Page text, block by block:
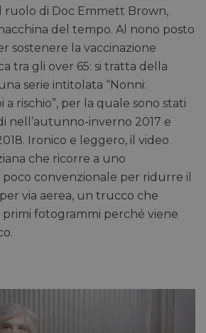
ruolo di Doc Emmett Brown,
del tempo. Al nono posto
sostenere la vaccinazione
tra gli over 65: si tratta della
serie intitolata “Nonni:
rischio”, per la quale sono stati
nell’autunno-inverno 2017 e
Ironico e leggero, il video
che ricorre a uno
convenzionale per ridurre il
via aerea, un trucco che
primi fotogrammi perché viene